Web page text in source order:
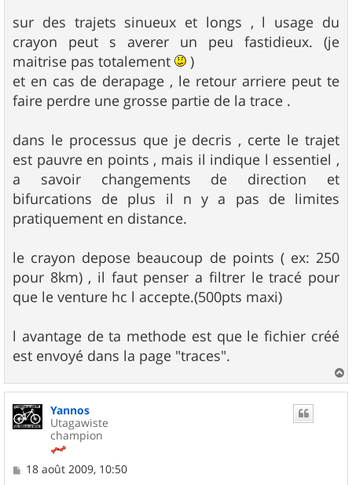
sur des trajets sinueux et longs , l usage du
crayon peut s averer un peu fastidieux. (je
maitrise pas totalement
)
et en cas de derapage , le retour arriere peut te
faire perdre une grosse partie de la trace .
dans le processus que je decris , certe le trajet
est pauvre en points , mais il indique l essentiel ,
a savoir changements de direction et
bifurcations de plus il n y a pas de limites
pratiquement en distance.
le crayon depose beaucoup de points ( ex: 250
pour 8km) , il faut penser a filtrer le tracé pour
que le venture hc l accepte.(500pts maxi)
l avantage de ta methode est que le fichier créé
est envoyé dans la page "traces".
a
Yannos
Utagawiste
champion
M18 août 2009, 10:50